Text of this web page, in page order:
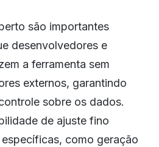
são importantes
desenvolvedores e
a ferramenta sem
externos, garantindo
sobre os dados.
de ajuste fino
como geração